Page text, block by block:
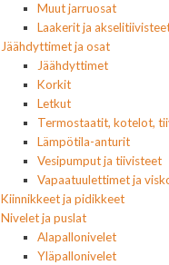
Muut jarruosat
Laakerit ja
Jäähdyttimet ja osat
Jäähdyttimet
Korkit
Letkut
Termostaatit, kotelot,
Lämpötila-anturit
Vesipumput ja tiivisteet
Vapaatuulettimet ja
Kiinnikkeet ja pidikkeet
Nivelet ja puslat
Alapallonivelet
Yläpallonivelet